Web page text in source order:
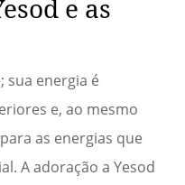
e as
sua energia é
e, ao mesmo
as energias que
A adoração a Yesod